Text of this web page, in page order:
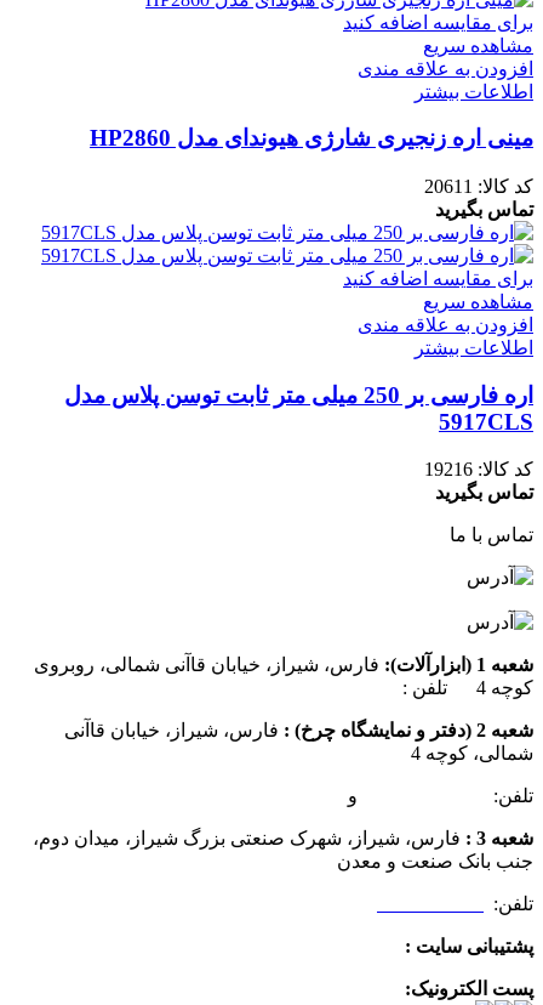
برای مقایسه اضافه کنید
مشاهده سریع
افزودن به علاقه مندی
اطلاعات بیشتر
مینی اره زنجیری شارژی هیوندای مدل HP2860
کد کالا: 20611
تماس بگیرید
برای مقایسه اضافه کنید
مشاهده سریع
افزودن به علاقه مندی
اطلاعات بیشتر
اره فارسی بر 250 میلی متر ثابت توسن پلاس مدل
5917CLS
کد کالا: 19216
تماس بگیرید
تماس با ما
شعبه 1 (ابزارآلات):
فارس، شیراز، خیابان قاآنی شمالی، روبروی
کوچه 4 تلفن :
شعبه 2 (دفتر و نمایشگاه چرخ) :
فارس، شیراز، خیابان قاآنی
شمالی، کوچه 4
تلفن: و
شعبه 3 :
فارس، شیراز، شهرک صنعتی بزرگ شیراز، میدان دوم،
جنب بانک صنعت و معدن
تلفن:
پشتیبانی سایت :
پست الکترونیک: